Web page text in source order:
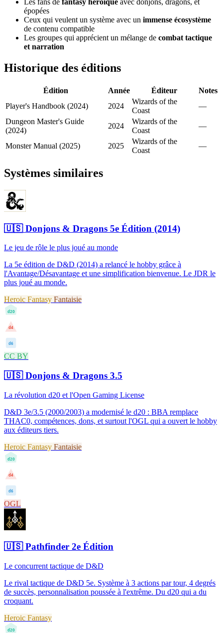
Les fans de fantasy héroïque avec donjons, dragons, et
épopées
Ceux qui veulent un système avec un immense écosystème
de contenu compatible
Les groupes qui apprécient un mélange de combat tactique
et narration
Historique des éditions
Édition Année Éditeur
Notes
Player's Handbook (2024)
2024
Wizards of the
Coast
—
Dungeon Master's Guide
(2024)
2024
Wizards of the
Coast
—
Monster Manual (2025) 2025
Wizards of the
Coast
—
Systèmes similaires
🇺🇸Donjons & Dragons 5e Édition (2014)
Le jeu de rôle le plus joué au monde
La 5e édition de D&D (2014) a relancé le hobby grâce à
l'Avantage/Désavantage et une simplification bienvenue. Le JDR le
plus joué au monde.
Heroic Fantasy Fantaisie
d20
d4
d6
CC BY
🇺🇸Donjons & Dragons 3.5
La révolution d20 et l'Open Gaming License
D&D 3e/3.5 (2000/2003) a modernisé le d20 : BBA remplace
THAC0, compétences, dons, et surtout l'OGL qui a ouvert le hobby
aux éditeurs tiers.
Heroic Fantasy Fantaisie
d20
d4
d6
OGL
🇺🇸Pathfinder 2e Édition
Le concurrent tactique de D&D
Le rival tactique de D&D 5e. Système à 3 actions par tour, 4 degrés
de succès, personnalisation poussée à l'extrême. Du d20 qui a du
croquant.
Heroic Fantasy
d20